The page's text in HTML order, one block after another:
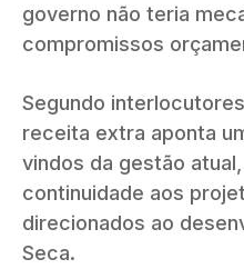
governo não teria
compromissos
Segundo
receita extra aponta
vindos da gestão
continuidade aos
direcionados ao
Seca.